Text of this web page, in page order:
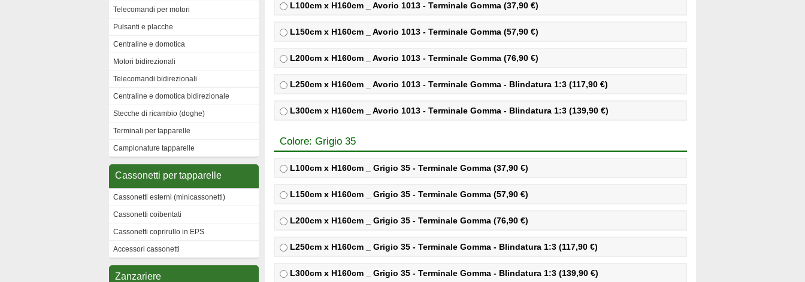
Telecomandi per motori
Pulsanti e placche
Centraline e domotica
Motori bidirezionali
Telecomandi bidirezionali
Centraline e domotica bidirezionale
Stecche di ricambio (doghe)
Terminali per tapparelle
Campionature tapparelle
Cassonetti per tapparelle
Cassonetti esterni (minicassonetti)
Cassonetti coibentati
Cassonetti coprirullo in EPS
Accessori cassonetti
Zanzariere
L100cm x H160cm _ Avorio 1013 - Terminale Gomma (37,90 €)
L150cm x H160cm _ Avorio 1013 - Terminale Gomma (57,90 €)
L200cm x H160cm _ Avorio 1013 - Terminale Gomma (76,90 €)
L250cm x H160cm _ Avorio 1013 - Terminale Gomma - Blindatura 1:3 (117,90 €)
L300cm x H160cm _ Avorio 1013 - Terminale Gomma - Blindatura 1:3 (139,90 €)
Colore: Grigio 35
L100cm x H160cm _ Grigio 35 - Terminale Gomma (37,90 €)
L150cm x H160cm _ Grigio 35 - Terminale Gomma (57,90 €)
L200cm x H160cm _ Grigio 35 - Terminale Gomma (76,90 €)
L250cm x H160cm _ Grigio 35 - Terminale Gomma - Blindatura 1:3 (117,90 €)
L300cm x H160cm _ Grigio 35 - Terminale Gomma - Blindatura 1:3 (139,90 €)